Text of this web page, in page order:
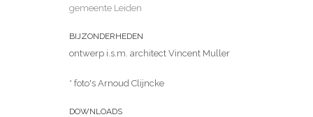
gemeente Leiden
BIJZONDERHEDEN
ontwerp i.s.m. architect Vincent Muller
* foto's Arnoud Clijncke
DOWNLOADS